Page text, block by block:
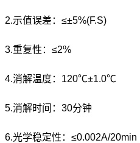
2.示值误差：≤±5%(F.S)
3.重复性：≤2%
4.消解温度：120℃±1.0℃
5.消解时间：30分钟
6.光学稳定性：≤0.002A/20min